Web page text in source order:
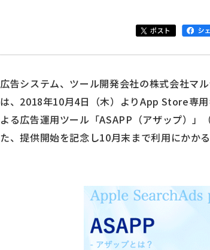
広告システム、ツール開発会社の株式会社マ
は、2018年10月4日（木）よりApp Store専
よる広告運用ツール「ASAPP（アザップ）」
た、提供開始を記念し10月末まで利用にかか